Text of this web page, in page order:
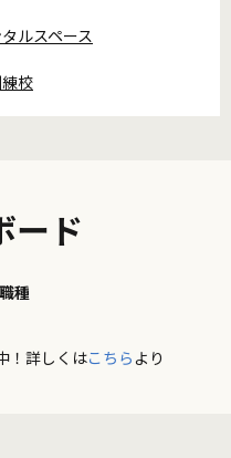
ルスペース
校
ード
種
！詳しくはこちら より